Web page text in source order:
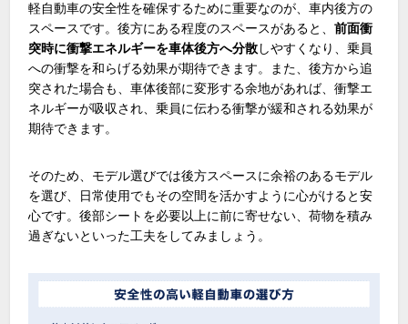
軽自動車の安全性を確保するために重要なのが、車内後方の
スペースです。後方にある程度のスペースがあると、前面衝
突時に衝撃エネルギーを車体後方へ分散しやすくなり、乗員
への衝撃を和らげる効果が期待できます。また、後方から追
突された場合も、車体後部に変形する余地があれば、衝撃エ
ネルギーが吸収され、乗員に伝わる衝撃が緩和される効果が
期待できます。
そのため、モデル選びでは後方スペースに余裕のあるモデル
を選び、日常使用でもその空間を活かすように心がけると安
心です。後部シートを必要以上に前に寄せない、荷物を積み
過ぎないといった工夫をしてみましょう。